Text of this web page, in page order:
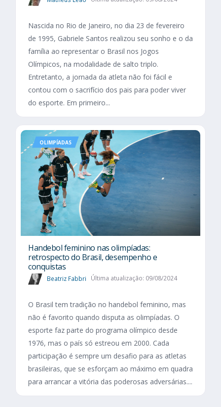
Nascida no Rio de Janeiro, no dia 23 de fevereiro
de 1995, Gabriele Santos realizou seu sonho e o da
família ao representar o Brasil nos Jogos
Olímpicos, na modalidade de salto triplo.
Entretanto, a jornada da atleta não foi fácil e
contou com o sacrifício dos pais para poder viver
do esporte. Em primeiro...
OLIMPÍADAS
Handebol feminino nas olimpíadas:
retrospecto do Brasil, desempenho e
conquistas
Beatriz Fabbri Última atualização: 09/08/2024
O Brasil tem tradição no handebol feminino, mas
não é favorito quando disputa as olimpíadas. O
esporte faz parte do programa olímpico desde
1976, mas o país só estreou em 2000. Cada
participação é sempre um desafio para as atletas
brasileiras, que se esforçam ao máximo em quadra
para arrancar a vitória das poderosas adversárias....